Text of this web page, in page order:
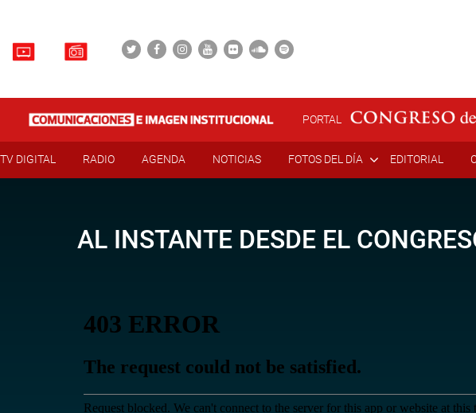
PORTAL
TV DIGITAL RADIO AGENDA NOTICIAS FOTOS DEL DÍA EDITORIAL
AL INSTANTE DESDE EL